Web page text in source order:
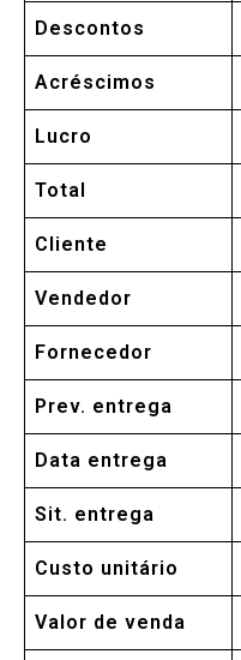
Descontos
Acréscimos
Lucro
Total
Cliente
Vendedor
Fornecedor
Prev. entrega
Data entrega
Sit. entrega
Custo unitário
Valor de venda